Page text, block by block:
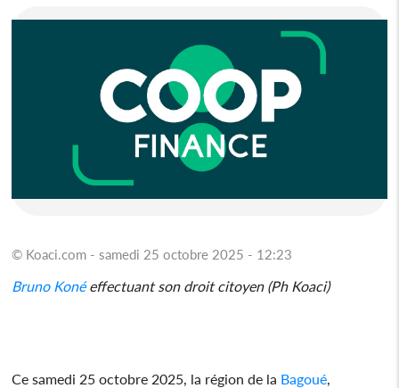
© Koaci.com - samedi 25 octobre 2025 - 12:23
Bruno Konéeffectuant son droit citoyen (Ph Koaci)
Ce samedi 25 octobre 2025, la région de la Bagoué